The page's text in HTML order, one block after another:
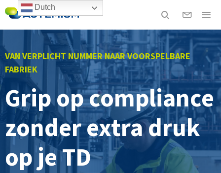
VAN VERPLICHT NUMMER NAAR VOORSPELBARE
FABRIEK
Grip op compliance
zonder extra druk
op je TD
Dutch